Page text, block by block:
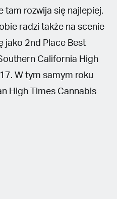
tam rozwija się najlepiej.
radzi także na scenie
jako 2nd Place Best
California High
W tym samym roku
High Times Cannabis